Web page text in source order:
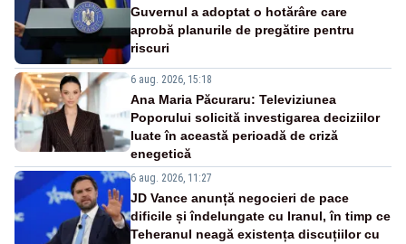
Guvernul a adoptat o hotărâre care
aprobă planurile de pregătire pentru
riscuri
6 aug. 2026, 15:18
Ana Maria Păcuraru: Televiziunea
Poporului solicită investigarea deciziilor
luate în această perioadă de criză
enegetică
6 aug. 2026, 11:27
JD Vance anunță negocieri de pace
dificile și îndelungate cu Iranul, în timp ce
Teheranul neagă existența discuțiilor cu